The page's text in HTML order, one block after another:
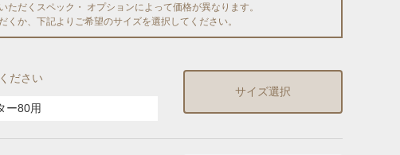
ただくスペック・ オプションによって価格が異なります。
くか、下記よりご希望のサイズを選択してください。
ださい
ー80用
サイズ選択